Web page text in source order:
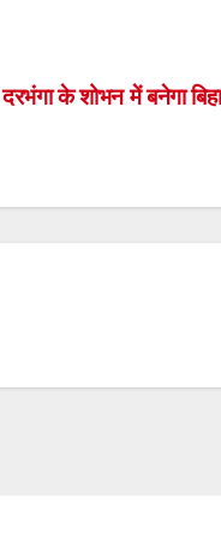
दरभंगा के शोभन में बनेगा